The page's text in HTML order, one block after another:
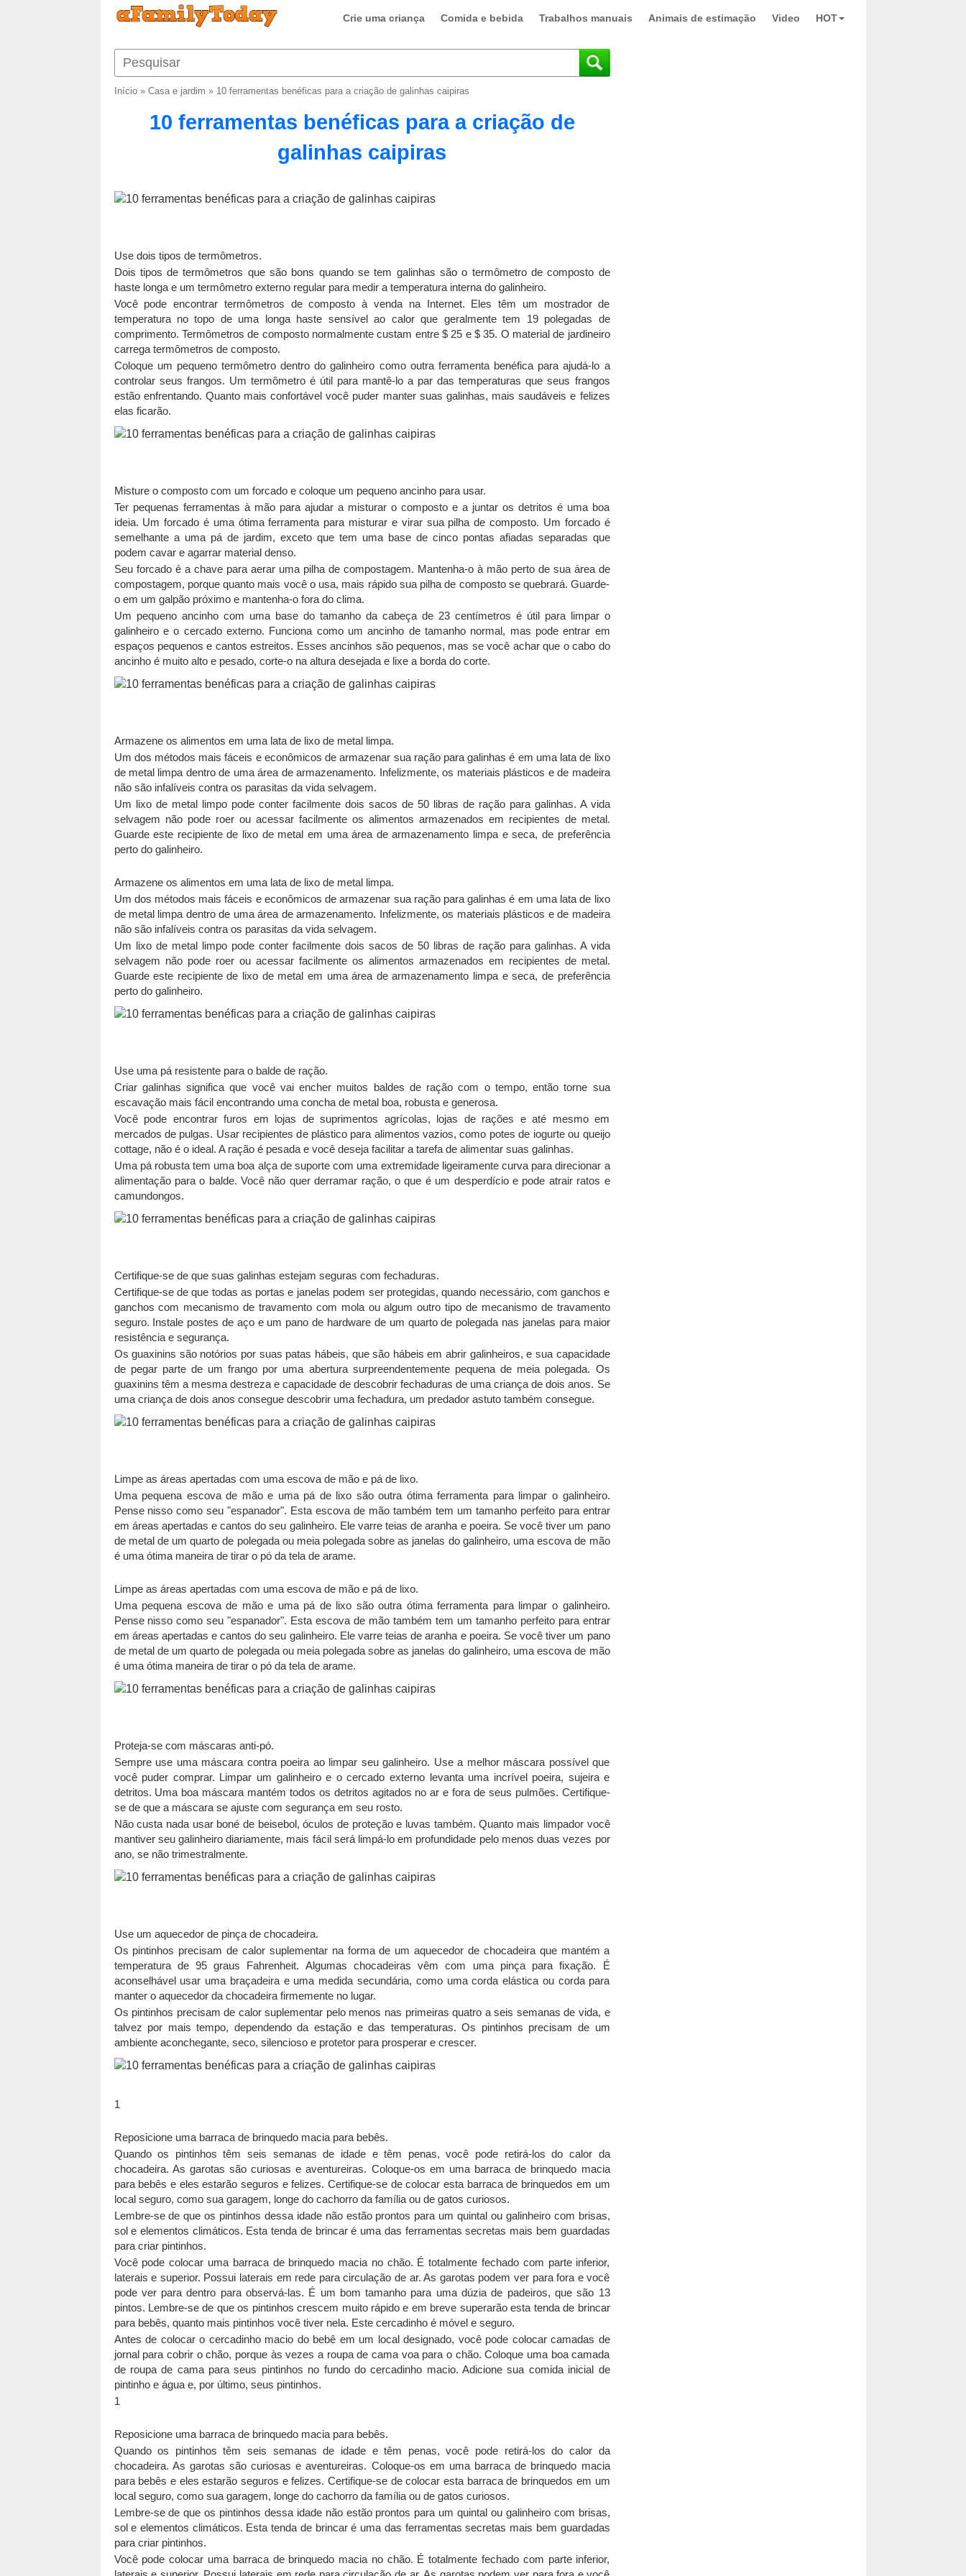
Crie uma criança Comida e bebida Trabalhos manuais Animais de estimação Video HOT
Início» Casa e jardim » 10 ferramentas benéficas para a criação de galinhas caipiras
10 ferramentas benéficas para a criação de
galinhas caipiras
Use dois tipos de termômetros.
Dois tipos de termômetros que são bons quando se tem galinhas são o termômetro de composto de
haste longa e um termômetro externo regular para medir a temperatura interna do galinheiro.
Você pode encontrar termômetros de composto à venda na Internet. Eles têm um mostrador de
temperatura no topo de uma longa haste sensível ao calor que geralmente tem 19 polegadas de
comprimento. Termômetros de composto normalmente custam entre $ 25 e $ 35. O material de jardineiro
carrega termômetros de composto.
Coloque um pequeno termômetro dentro do galinheiro como outra ferramenta benéfica para ajudá-lo a
controlar seus frangos. Um termômetro é útil para mantê-lo a par das temperaturas que seus frangos
estão enfrentando. Quanto mais confortável você puder manter suas galinhas, mais saudáveis ​​e felizes
elas ficarão.
Misture o composto com um forcado e coloque um pequeno ancinho para usar.
Ter pequenas ferramentas à mão para ajudar a misturar o composto e a juntar os detritos é uma boa
ideia. Um forcado é uma ótima ferramenta para misturar e virar sua pilha de composto. Um forcado é
semelhante a uma pá de jardim, exceto que tem uma base de cinco pontas afiadas separadas que
podem cavar e agarrar material denso.
Seu forcado é a chave para aerar uma pilha de compostagem. Mantenha-o à mão perto de sua área de
compostagem, porque quanto mais você o usa, mais rápido sua pilha de composto se quebrará. Guarde-
o em um galpão próximo e mantenha-o fora do clima.
Um pequeno ancinho com uma base do tamanho da cabeça de 23 centímetros é útil para limpar o
galinheiro e o cercado externo. Funciona como um ancinho de tamanho normal, mas pode entrar em
espaços pequenos e cantos estreitos. Esses ancinhos são pequenos, mas se você achar que o cabo do
ancinho é muito alto e pesado, corte-o na altura desejada e lixe a borda do corte.
Armazene os alimentos em uma lata de lixo de metal limpa.
Um dos métodos mais fáceis e econômicos de armazenar sua ração para galinhas é em uma lata de lixo
de metal limpa dentro de uma área de armazenamento. Infelizmente, os materiais plásticos e de madeira
não são infalíveis contra os parasitas da vida selvagem.
Um lixo de metal limpo pode conter facilmente dois sacos de 50 libras de ração para galinhas. A vida
selvagem não pode roer ou acessar facilmente os alimentos armazenados em recipientes de metal.
Guarde este recipiente de lixo de metal em uma área de armazenamento limpa e seca, de preferência
perto do galinheiro.
Armazene os alimentos em uma lata de lixo de metal limpa.
Um dos métodos mais fáceis e econômicos de armazenar sua ração para galinhas é em uma lata de lixo
de metal limpa dentro de uma área de armazenamento. Infelizmente, os materiais plásticos e de madeira
não são infalíveis contra os parasitas da vida selvagem.
Um lixo de metal limpo pode conter facilmente dois sacos de 50 libras de ração para galinhas. A vida
selvagem não pode roer ou acessar facilmente os alimentos armazenados em recipientes de metal.
Guarde este recipiente de lixo de metal em uma área de armazenamento limpa e seca, de preferência
perto do galinheiro.
Use uma pá resistente para o balde de ração.
Criar galinhas significa que você vai encher muitos baldes de ração com o tempo, então torne sua
escavação mais fácil encontrando uma concha de metal boa, robusta e generosa.
Você pode encontrar furos em lojas de suprimentos agrícolas, lojas de rações e até mesmo em
mercados de pulgas. Usar recipientes de plástico para alimentos vazios, como potes de iogurte ou queijo
cottage, não é o ideal. A ração é pesada e você deseja facilitar a tarefa de alimentar suas galinhas.
Uma pá robusta tem uma boa alça de suporte com uma extremidade ligeiramente curva para direcionar a
alimentação para o balde. Você não quer derramar ração, o que é um desperdício e pode atrair ratos e
camundongos.
Certifique-se de que suas galinhas estejam seguras com fechaduras.
Certifique-se de que todas as portas e janelas podem ser protegidas, quando necessário, com ganchos e
ganchos com mecanismo de travamento com mola ou algum outro tipo de mecanismo de travamento
seguro. Instale postes de aço e um pano de hardware de um quarto de polegada nas janelas para maior
resistência e segurança.
Os guaxinins são notórios por suas patas hábeis, que são hábeis em abrir galinheiros, e sua capacidade
de pegar parte de um frango por uma abertura surpreendentemente pequena de meia polegada. Os
guaxinins têm a mesma destreza e capacidade de descobrir fechaduras de uma criança de dois anos. Se
uma criança de dois anos consegue descobrir uma fechadura, um predador astuto também consegue.
Limpe as áreas apertadas com uma escova de mão e pá de lixo.
Uma pequena escova de mão e uma pá de lixo são outra ótima ferramenta para limpar o galinheiro.
Pense nisso como seu "espanador". Esta escova de mão também tem um tamanho perfeito para entrar
em áreas apertadas e cantos do seu galinheiro. Ele varre teias de aranha e poeira. Se você tiver um pano
de metal de um quarto de polegada ou meia polegada sobre as janelas do galinheiro, uma escova de mão
é uma ótima maneira de tirar o pó da tela de arame.
Limpe as áreas apertadas com uma escova de mão e pá de lixo.
Uma pequena escova de mão e uma pá de lixo são outra ótima ferramenta para limpar o galinheiro.
Pense nisso como seu "espanador". Esta escova de mão também tem um tamanho perfeito para entrar
em áreas apertadas e cantos do seu galinheiro. Ele varre teias de aranha e poeira. Se você tiver um pano
de metal de um quarto de polegada ou meia polegada sobre as janelas do galinheiro, uma escova de mão
é uma ótima maneira de tirar o pó da tela de arame.
Proteja-se com máscaras anti-pó.
Sempre use uma máscara contra poeira ao limpar seu galinheiro. Use a melhor máscara possível que
você puder comprar. Limpar um galinheiro e o cercado externo levanta uma incrível poeira, sujeira e
detritos. Uma boa máscara mantém todos os detritos agitados no ar e fora de seus pulmões. Certifique-
se de que a máscara se ajuste com segurança em seu rosto.
Não custa nada usar boné de beisebol, óculos de proteção e luvas também. Quanto mais limpador você
mantiver seu galinheiro diariamente, mais fácil será limpá-lo em profundidade pelo menos duas vezes por
ano, se não trimestralmente.
Use um aquecedor de pinça de chocadeira.
Os pintinhos precisam de calor suplementar na forma de um aquecedor de chocadeira que mantém a
temperatura de 95 graus Fahrenheit. Algumas chocadeiras vêm com uma pinça para fixação. É
aconselhável usar uma braçadeira e uma medida secundária, como uma corda elástica ou corda para
manter o aquecedor da chocadeira firmemente no lugar.
Os pintinhos precisam de calor suplementar pelo menos nas primeiras quatro a seis semanas de vida, e
talvez por mais tempo, dependendo da estação e das temperaturas. Os pintinhos precisam de um
ambiente aconchegante, seco, silencioso e protetor para prosperar e crescer.
1
Reposicione uma barraca de brinquedo macia para bebês.
Quando os pintinhos têm seis semanas de idade e têm penas, você pode retirá-los do calor da
chocadeira. As garotas são curiosas e aventureiras. Coloque-os em uma barraca de brinquedo macia
para bebês e eles estarão seguros e felizes. Certifique-se de colocar esta barraca de brinquedos em um
local seguro, como sua garagem, longe do cachorro da família ou de gatos curiosos.
Lembre-se de que os pintinhos dessa idade não estão prontos para um quintal ou galinheiro com brisas,
sol e elementos climáticos. Esta tenda de brincar é uma das ferramentas secretas mais bem guardadas
para criar pintinhos.
Você pode colocar uma barraca de brinquedo macia no chão. É totalmente fechado com parte inferior,
laterais e superior. Possui laterais em rede para circulação de ar. As garotas podem ver para fora e você
pode ver para dentro para observá-las. É um bom tamanho para uma dúzia de padeiros, que são 13
pintos. Lembre-se de que os pintinhos crescem muito rápido e em breve superarão esta tenda de brincar
para bebês, quanto mais pintinhos você tiver nela. Este cercadinho é móvel e seguro.
Antes de colocar o cercadinho macio do bebê em um local designado, você pode colocar camadas de
jornal para cobrir o chão, porque às vezes a roupa de cama voa para o chão. Coloque uma boa camada
de roupa de cama para seus pintinhos no fundo do cercadinho macio. Adicione sua comida inicial de
pintinho e água e, por último, seus pintinhos.
1
Reposicione uma barraca de brinquedo macia para bebês.
Quando os pintinhos têm seis semanas de idade e têm penas, você pode retirá-los do calor da
chocadeira. As garotas são curiosas e aventureiras. Coloque-os em uma barraca de brinquedo macia
para bebês e eles estarão seguros e felizes. Certifique-se de colocar esta barraca de brinquedos em um
local seguro, como sua garagem, longe do cachorro da família ou de gatos curiosos.
Lembre-se de que os pintinhos dessa idade não estão prontos para um quintal ou galinheiro com brisas,
sol e elementos climáticos. Esta tenda de brincar é uma das ferramentas secretas mais bem guardadas
para criar pintinhos.
Você pode colocar uma barraca de brinquedo macia no chão. É totalmente fechado com parte inferior,